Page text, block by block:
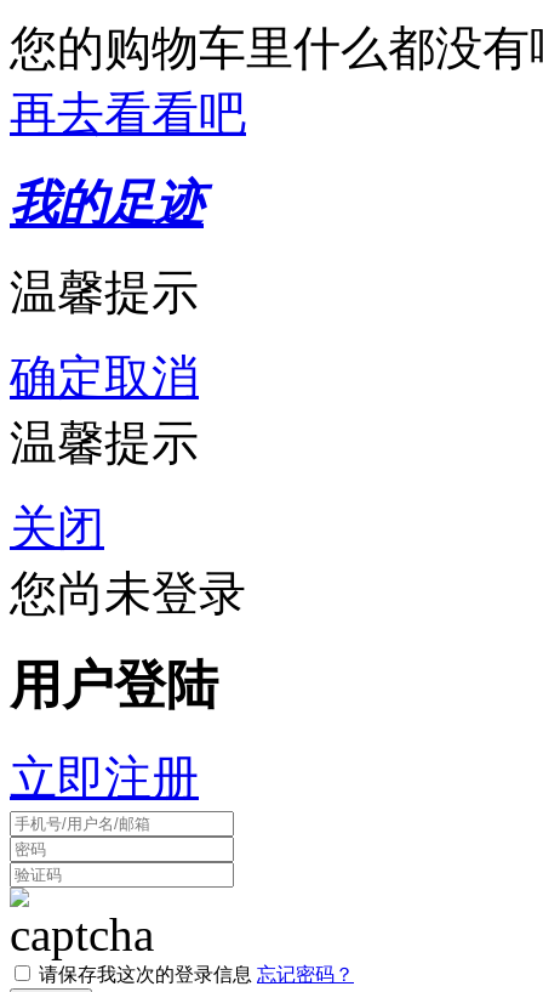
您的购物车里什么都没有
再去看看吧
我的足迹
温馨提示
确定取消
温馨提示
关闭
您尚未登录
用户登陆
立即注册
请保存我这次的登录信息 忘记密码？